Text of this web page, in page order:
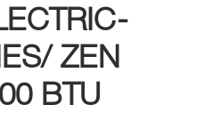
ZEN
BTU